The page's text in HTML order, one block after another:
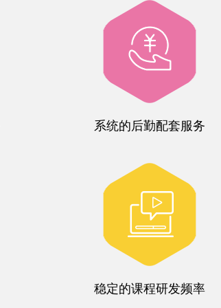
系统的后勤配套服务
稳定的课程研发频率